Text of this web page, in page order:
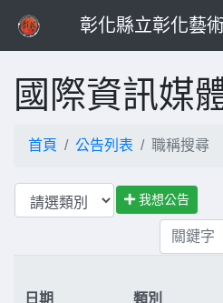
彰化縣立彰化藝
國際資訊媒
首頁 公告列表 職稱搜尋
我想公告
日期 類別